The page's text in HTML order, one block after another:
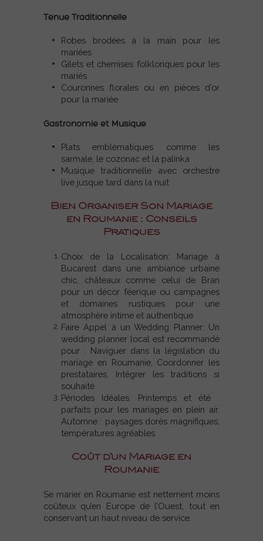
Tenue Traditionnelle
Robes brodées à la main pour les
mariées
Gilets et chemises folkloriques pour les
mariés
Couronnes florales ou en pièces d’or
pour la mariée
Gastronomie et Musique
Plats emblématiques comme les
sarmale, le cozonac et la palinka
Musique traditionnelle avec orchestre
live jusque tard dans la nuit
Bien Organiser Son Mariage
en Roumanie : Conseils
Pratiques
Choix de la Localisation: Mariage à
Bucarest dans une ambiance urbaine
chic, châteaux comme celui de Bran
pour un décor féerique ou campagnes
et domaines rustiques pour une
atmosphère intime et authentique
Faire Appel à un Wedding Planner: Un
wedding planner local est recommandé
pour : Naviguer dans la législation du
mariage en Roumanie, Coordonner les
prestataires, Intégrer les traditions si
souhaité
Périodes Idéales. Printemps et été :
parfaits pour les mariages en plein air.
Automne : paysages dorés magnifiques,
températures agréables
Coût d’un Mariage en
Roumanie
Se marier en Roumanie est nettement moins
coûteux qu’en Europe de l’Ouest, tout en
conservant un haut niveau de service.